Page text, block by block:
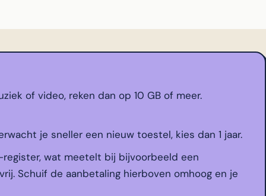
of video, reken dan op 10 GB of meer.
je sneller een nieuw toestel, kies dan 1 jaar.
wat meetelt bij bijvoorbeeld een
Schuif de aanbetaling hierboven omhoog en je